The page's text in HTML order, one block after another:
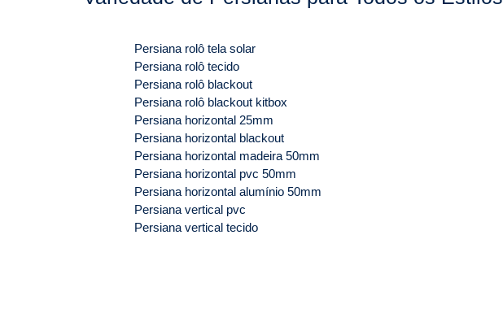
Persiana rolô tela solar
Persiana rolô tecido
Persiana rolô blackout
Persiana rolô blackout kitbox
Persiana horizontal 25mm
Persiana horizontal blackout
Persiana horizontal madeira 50mm
Persiana horizontal pvc 50mm
Persiana horizontal alumínio 50mm
Persiana vertical pvc
Persiana vertical tecido